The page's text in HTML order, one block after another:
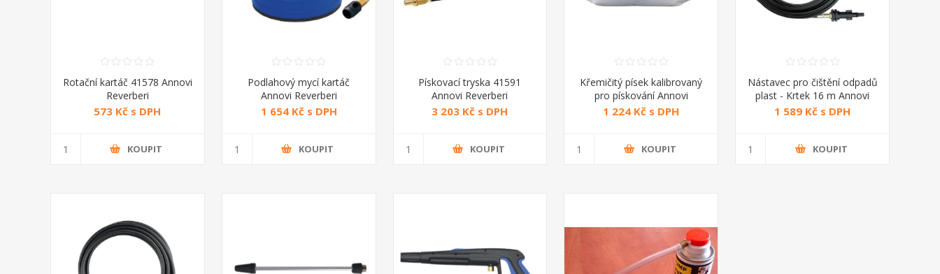
Rotační kartáč 41578 Annovi
Reverberi
573 Kč s DPH
KOUPIT
Podlahový mycí kartáč
Annovi Reverberi
1 654 Kč s DPH
KOUPIT
Pískovací tryska 41591
Annovi Reverberi
3 203 Kč s DPH
KOUPIT
Křemičitý písek kalibrovaný
pro pískování Annovi
Reverberi
1 224 Kč s DPH
KOUPIT
Nástavec pro čištění odpadů
plast - Krtek 16 m Annovi
Reverberi
1 589 Kč s DPH
KOUPIT